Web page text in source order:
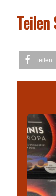
Teilen
teilen